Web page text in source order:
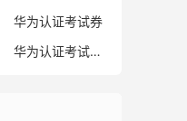
华为认证考试券
华为认证考试费用